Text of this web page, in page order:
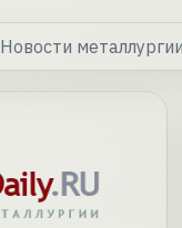
Новости металлургии